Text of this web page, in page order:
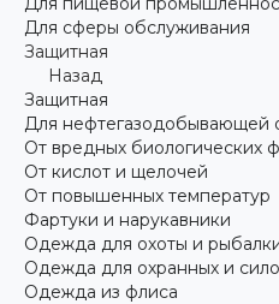
Для сферы обслуживания
Защитная
Назад
Защитная
Для нефтегазодобывающей
От вредных биологических
От кислот и щелочей
От повышенных температур
Фартуки и нарукавники
Одежда для охоты и
Одежда для охранных и
Одежда из флиса